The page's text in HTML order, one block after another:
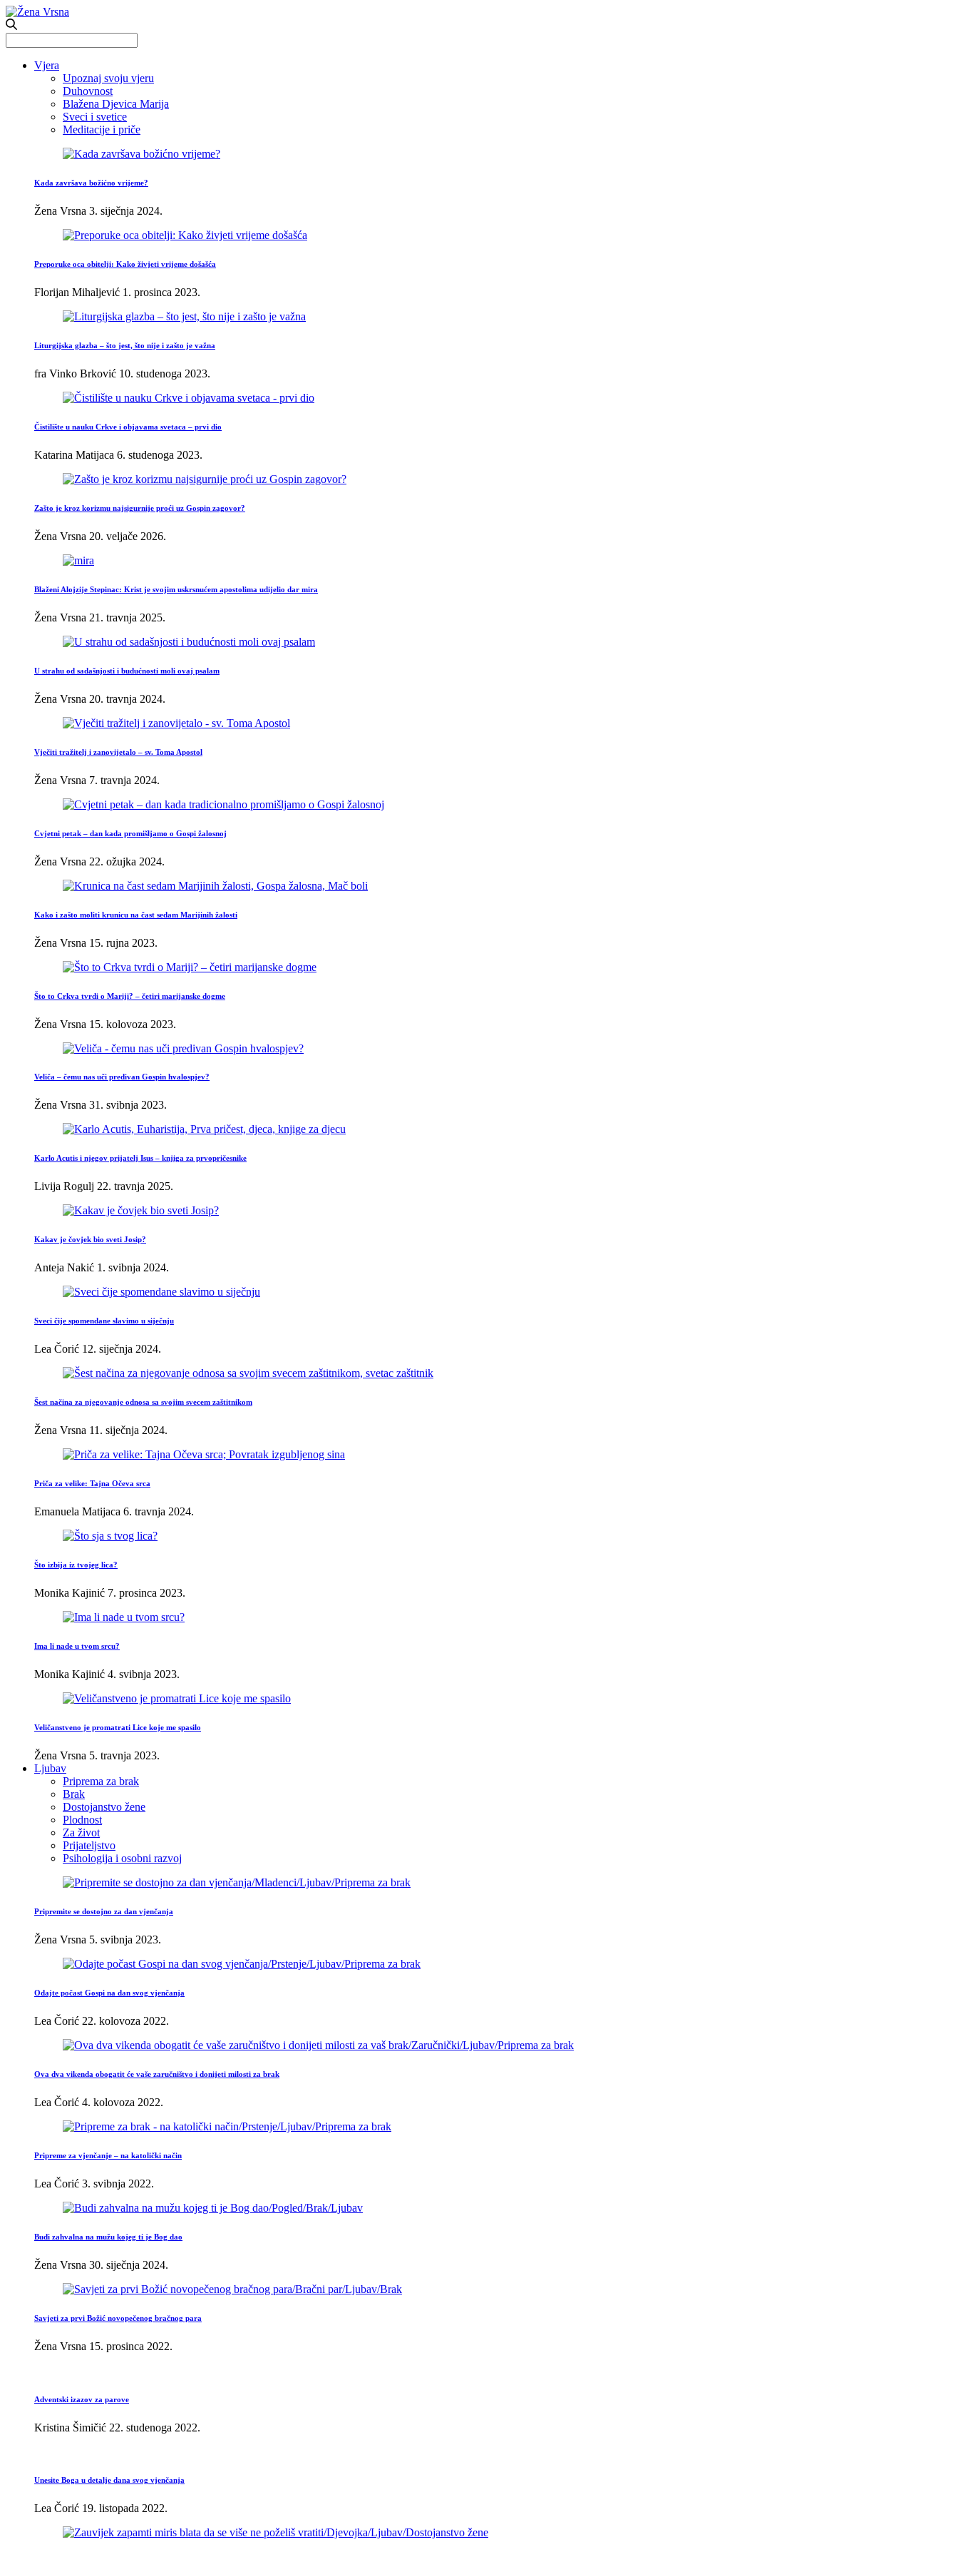
for:
Vjera
Upoznaj svoju vjeru
Duhovnost
Blažena Djevica Marija
Sveci i svetice
Meditacije i priče
Kada završava božićno vrijeme?
Žena Vrsna 3. siječnja 2024.
Preporuke oca obitelji: Kako živjeti vrijeme došašća
Florijan Mihaljević 1. prosinca 2023.
Liturgijska glazba – što jest, što nije i zašto je važna
fra Vinko Brković 10. studenoga 2023.
Čistilište u nauku Crkve i objavama svetaca – prvi dio
Katarina Matijaca 6. studenoga 2023.
Zašto je kroz korizmu najsigurnije proći uz Gospin zagovor?
Žena Vrsna 20. veljače 2026.
Blaženi Alojzije Stepinac: Krist je svojim uskrsnućem apostolima udijelio dar mira
Žena Vrsna 21. travnja 2025.
U strahu od sadašnjosti i budućnosti moli ovaj psalam
Žena Vrsna 20. travnja 2024.
Vječiti tražitelj i zanovijetalo – sv. Toma Apostol
Žena Vrsna 7. travnja 2024.
Cvjetni petak – dan kada promišljamo o Gospi žalosnoj
Žena Vrsna 22. ožujka 2024.
Kako i zašto moliti krunicu na čast sedam Marijinih žalosti
Žena Vrsna 15. rujna 2023.
Što to Crkva tvrdi o Mariji? – četiri marijanske dogme
Žena Vrsna 15. kolovoza 2023.
Veliča – čemu nas uči predivan Gospin hvalospjev?
Žena Vrsna 31. svibnja 2023.
Karlo Acutis i njegov prijatelj Isus – knjiga za prvopričesnike
Livija Rogulj 22. travnja 2025.
Kakav je čovjek bio sveti Josip?
Anteja Nakić 1. svibnja 2024.
Sveci čije spomendane slavimo u siječnju
Lea Čorić 12. siječnja 2024.
Šest načina za njegovanje odnosa sa svojim svecem zaštitnikom
Žena Vrsna 11. siječnja 2024.
Priča za velike: Tajna Očeva srca
Emanuela Matijaca 6. travnja 2024.
Što izbija iz tvojeg lica?
Monika Kajinić 7. prosinca 2023.
Ima li nade u tvom srcu?
Monika Kajinić 4. svibnja 2023.
Veličanstveno je promatrati Lice koje me spasilo
Žena Vrsna 5. travnja 2023.
Ljubav
Priprema za brak
Brak
Dostojanstvo žene
Plodnost
Za život
Prijateljstvo
Psihologija i osobni razvoj
Pripremite se dostojno za dan vjenčanja
Žena Vrsna 5. svibnja 2023.
Odajte počast Gospi na dan svog vjenčanja
Lea Čorić 22. kolovoza 2022.
Ova dva vikenda obogatit će vaše zaručništvo i donijeti milosti za brak
Lea Čorić 4. kolovoza 2022.
Pripreme za vjenčanje – na katolički način
Lea Čorić 3. svibnja 2022.
Budi zahvalna na mužu kojeg ti je Bog dao
Žena Vrsna 30. siječnja 2024.
Savjeti za prvi Božić novopečenog bračnog para
Žena Vrsna 15. prosinca 2022.
Adventski izazov za parove
Kristina Šimičić 22. studenoga 2022.
Unesite Boga u detalje dana svog vjenčanja
Lea Čorić 19. listopada 2022.